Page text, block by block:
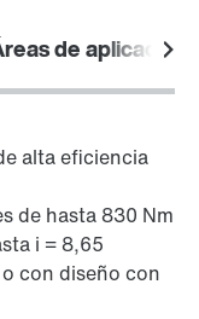
de aplicación
alta eficiencia
de hasta 830 Nm
i = 8,65
con diseño con